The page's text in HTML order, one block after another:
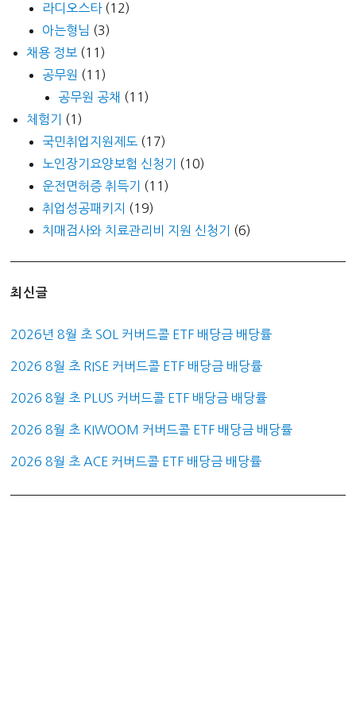
라디오스타(12)
아는형님 (3)
채용 정보 (11)
공무원 (11)
공무원 공채 (11)
체험기
(1)
국민취업지원제도 (17)
노인장기요양보험 신청기
(10)
운전면허증 취득기
(11)
취업성공패키지
(19)
치매검사와 치료관리비 지원 신청기
(6)
최신글
2026년 8월 초 SOL 커버드콜 ETF 배당금 배당률
2026 8월 초 RISE 커버드콜 ETF 배당금 배당률
2026 8월 초 PLUS 커버드콜 ETF 배당금 배당률
2026 8월 초 KIWOOM 커버드콜 ETF 배당금 배당률
2026 8월 초 ACE 커버드콜 ETF 배당금 배당률